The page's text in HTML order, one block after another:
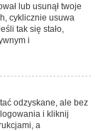
lub usunął twoje
cyklicznie usuwa
tak się stało,
i
odzyskane, ale bez
i kliknij
a